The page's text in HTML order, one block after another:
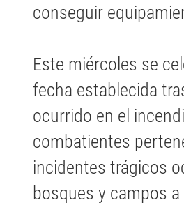
conseguir
Este miércoles se
fecha establecida
ocurrido en el
combatientes
incidentes trágicos
bosques y campos